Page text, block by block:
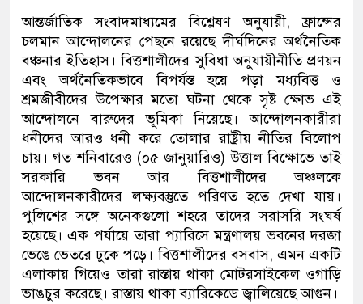
আন্তর্জাতিক সংবাদমাধ্যমের বিশ্লেষণ অনুযায়ী, ফ্রান্সের
চলমান আন্দোলনের পেছনে রয়েছে দীর্ঘদিনের অর্থনৈতিক
বঞ্চনার ইতিহাস। বিত্তশালীদের সুবিধা অনুযায়ীনীতি প্রণয়ন
এবং অর্থনৈতিকভাবে বিপর্যস্ত হয়ে পড়া মধ্যবিত্ত ও
শ্রমজীবীদের উপেক্ষার মতো ঘটনা থেকে সৃষ্ট ক্ষোভ এই
আন্দোলনে বারুদের ভূমিকা নিয়েছে। আন্দোলনকারীরা
ধনীদের আরও ধনী করে তোলার রাষ্ট্রীয় নীতির বিলোপ
চায়। গত শনিবারেও (০৫ জানুয়ারিও) উত্তাল বিক্ষোভে তাই
সরকারি ভবন আর বিত্তশালীদের অঞ্চলকে
আন্দোলনকারীদের লক্ষ্যবস্তুতে পরিণত হতে দেখা যায়।
পুলিশের সঙ্গে অনেকগুলো শহরে তাদের সরাসরি সংঘর্ষ
হয়েছে। এক পর্যায়ে তারা প্যারিসে মন্ত্রণালয় ভবনের দরজা
ভেঙে ভেতরে ঢুকে পড়ে। বিত্তশালীদের বসবাস, এমন একটি
এলাকায় গিয়েও তারা রাস্তায় থাকা মোটরসাইকেল ওগাড়ি
ভাঙচুর করেছে। রাস্তায় থাকা ব্যারিকেডে জ্বালিয়েছে আগুন।